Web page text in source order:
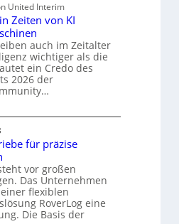
United Interim
Zeiten von KI
auch im Zeitalter
wichtiger als die
ein Credo des
2026 der
für präzise
vor großen
Das Unternehmen
flexiblen
RoverLog eine
Die Basis der